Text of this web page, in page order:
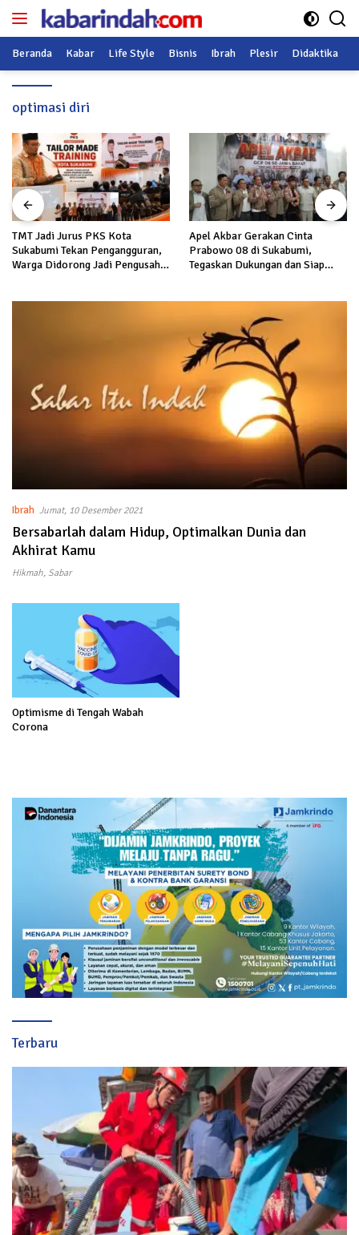
Langsung
Beranda Kabar Life Style Bisnis Ibrah Plesir Didaktika
optimasi diri
TMT Jadi Jurus PKS Kota
Sukabumi Tekan Pengangguran,
Warga Didorong Jadi Pengusaha
Apel Akbar Gerakan Cinta
Prabowo 08 di Sukabumi,
Tegaskan Dukungan dan Siap
Ibrah Jumat, 10 Desember 2021
Bersabarlah dalam Hidup, Optimalkan Dunia dan
Akhirat Kamu
Hikmah, Sabar
Optimisme di Tengah Wabah
Corona
Terbaru